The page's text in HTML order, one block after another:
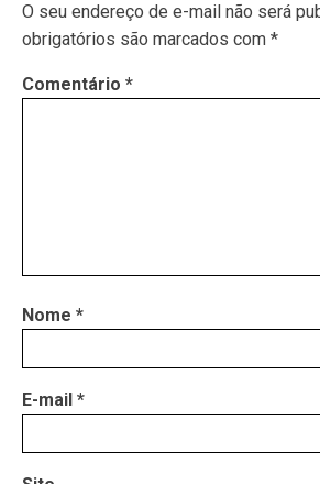
O seu endereço de e-mail não será
obrigatórios são marcados com *
Comentário *
Nome *
E-mail *